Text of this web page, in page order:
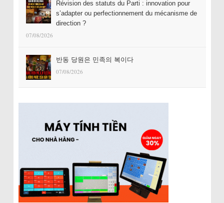
Révision des statuts du Parti : innovation pour
s’adapter ou perfectionnement du mécanisme de
direction ?
07/08/2026
반동 당원은 민족의 복이다
07/08/2026